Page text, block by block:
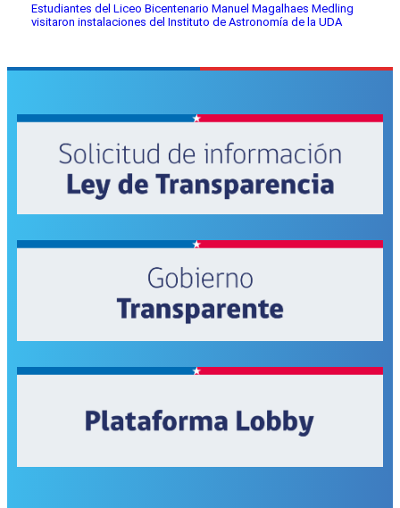
Estudiantes del Liceo Bicentenario Manuel Magalhaes Medling
visitaron instalaciones del Instituto de Astronomía de la UDA